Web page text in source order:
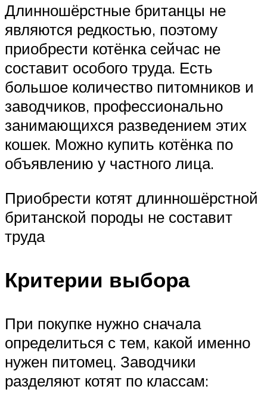
Длинношёрстные британцы не
являются редкостью, поэтому
приобрести котёнка сейчас не
составит особого труда. Есть
большое количество питомников и
заводчиков, профессионально
занимающихся разведением этих
кошек. Можно купить котёнка по
объявлению у частного лица.
Приобрести котят длинношёрстной
британской породы не составит
труда
Критерии выбора
При покупке нужно сначала
определиться с тем, какой именно
нужен питомец. Заводчики
разделяют котят по классам: